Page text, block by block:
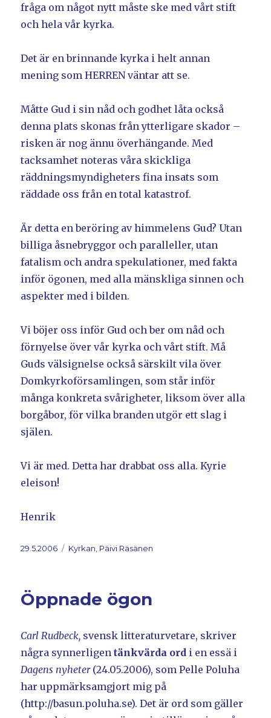
fråga om något nytt måste ske med vårt stift
och hela vår kyrka.
Det är en brinnande kyrka i helt annan
mening som HERREN väntar att se.
Måtte Gud i sin nåd och godhet låta också
denna plats skonas från ytterligare skador –
risken är nog ännu överhängande. Med
tacksamhet noteras våra skickliga
räddningsmyndigheters fina insats som
räddade oss från en total katastrof.
Är detta en beröring av himmelens Gud? Utan
billiga åsnebryggor och paralleller, utan
fatalism och andra spekulationer, med fakta
inför ögonen, med alla mänskliga sinnen och
aspekter med i bilden.
Vi böjer oss inför Gud och ber om nåd och
förnyelse över vår kyrka och vårt stift. Må
Guds välsignelse också särskilt vila över
Domkyrkoförsamlingen, som står inför
många konkreta svårigheter, liksom över alla
borgåbor, för vilka branden utgör ett slag i
själen.
Vi är med. Detta har drabbat oss alla. Kyrie
eleison!
Henrik
Postat
29.5.2006 Kategorier
Kyrkan, Päivi Räsänen
Öppnade ögon
Carl Rudbeck, svensk litteraturvetare, skriver
några synnerligentänkvärda ord i en essä i
Dagens nyheter(24.05.2006), som Pelle Poluha
har uppmärksamgjort mig på
(http://basun.poluha.se). Det är ord som gäller